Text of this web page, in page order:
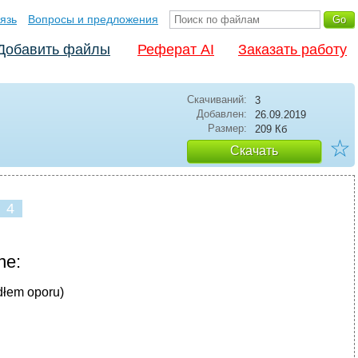
Вопросы и предложения
файлы Реферат AI Заказать работу
Скачиваний:
3
Добавлен:
26.09.2019
Размер:
209 Кб
Скачать ☆
4
oporu)